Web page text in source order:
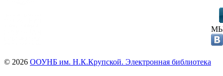
© 2026 ООУНБ им. Н.К.Крупской. Электронная библиотека